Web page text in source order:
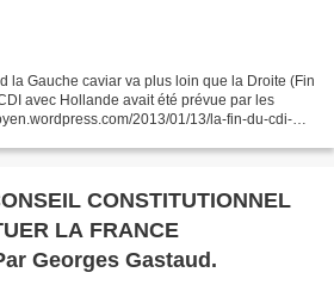
la Gauche caviar va plus loin que la Droite (Fin
avec Hollande avait été prévue par les
2013/01/13/la-fin-du-cdi-
CONSTITUTIONNEL
LA FRANCE
Georges Gastaud.